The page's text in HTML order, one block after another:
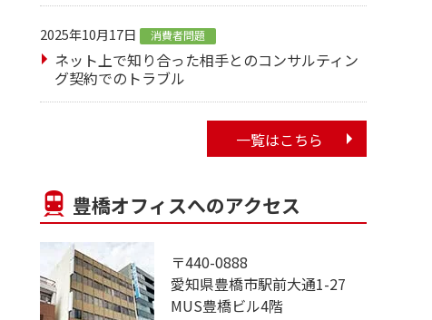
2025年10月17日 消費者問題
ネット上で知り合った相手とのコンサルティン
グ契約でのトラブル
一覧はこちら
豊橋オフィスへのアクセス
〒440-0888
愛知県豊橋市駅前大通1-27
MUS豊橋ビル4階